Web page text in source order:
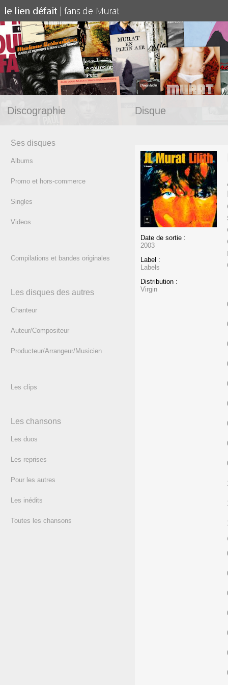
Discographie Disque
Ses disques
Albums
Promo et hors-commerce
Singles
Videos
Compilations et bandes originales
Les disques des autres
Chanteur
Auteur/Compositeur
Producteur/Arrangeur/Musicien
Les clips
Les chansons
Les duos
Les reprises
Pour les autres
Les inédits
Toutes les chansons
Date de sortie :
2003
Label :
Labels
Distribution :
Virgin